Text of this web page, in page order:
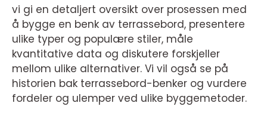
vi gi en detaljert oversikt over prosessen med
å bygge en benk av terrassebord, presentere
ulike typer og populære stiler, måle
kvantitative data og diskutere forskjeller
mellom ulike alternativer. Vi vil også se på
historien bak terrassebord-benker og vurdere
fordeler og ulemper ved ulike byggemetoder.